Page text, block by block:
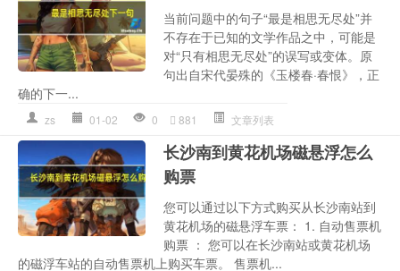
当前问题中的句子“最是相思无尽处”并
不存在于已知的文学作品之中，可能是
对“只有相思无尽处”的误写或变体。原
句出自宋代晏殊的《玉楼春·春恨》，正
确的下一...
zs 01-02 0 881 文章列表
长沙南到黄花机场磁悬浮怎么
购票
您可以通过以下方式购买从长沙南站到
黄花机场的磁悬浮车票： 1. 自动售票机
购票 ： 您可以在长沙南站或黄花机场
的磁浮车站的自动售票机上购买车票。 售票机...